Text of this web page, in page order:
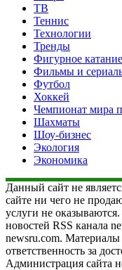
ТВ
Теннис
Технологии
Тренды
Фигурное катание
Фильмы и
Футбол
Хоккей
Чемпионат мира
Шахматы
Шоу-бизнес
Экология
Экономика
Данный сайт не
сайте ни чего не
услуги не
новостей RSS канала
newsru.com.
ответственность за
Администрация сайта